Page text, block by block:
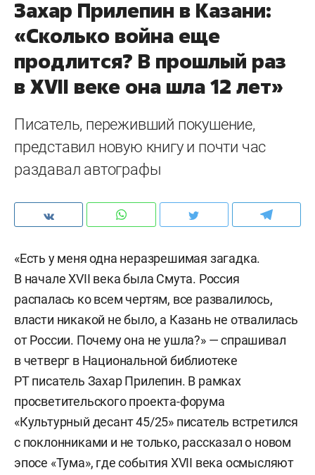
Захар Прилепин в Казани:
«Сколько война еще
продлится? В прошлый раз
в XVII веке она шла 12 лет»
Писатель, переживший покушение,
представил новую книгу и почти час
раздавал автографы
«Есть у меня одна неразрешимая загадка.
В начале XVII века была Смута. Россия
распалась ко всем чертям, все развалилось,
власти никакой не было, а Казань не отвалилась
от России. Почему она не ушла?» — спрашивал
в четверг в Национальной библиотеке
РТ писатель Захар Прилепин. В рамках
просветительского проекта-форума
«Культурный десант 45/25» писатель встретился
с поклонниками и не только, рассказал о новом
эпосе «Тума», где события XVII века осмысляют